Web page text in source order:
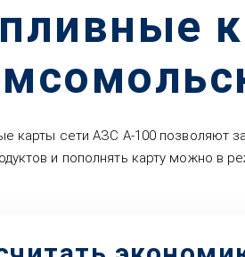
карты сети АЗС А-100 позволяют
и пополнять карту можно в